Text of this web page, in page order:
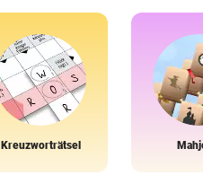
Kreuzworträtsel